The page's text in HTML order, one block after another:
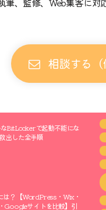
相談する（
なBitLockerで起動不能にな
出した全手順
は？【WordPress・Wix・
Googleサイトを比較】引